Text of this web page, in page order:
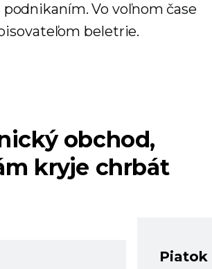
Vo voľnom čase
beletrie.
obchod,
kryje chrbát
Piatok